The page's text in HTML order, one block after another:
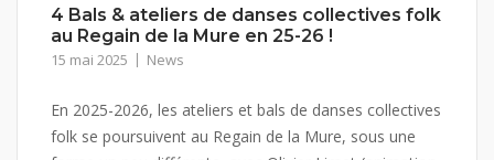
4 Bals & ateliers de danses collectives folk
au Regain de la Mure en 25-26 !
15 mai 2025 News
En 2025-2026, les ateliers et bals de danses collectives
folk se poursuivent au Regain de la Mure, sous une